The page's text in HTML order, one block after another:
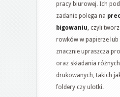
pracy biurowej. Ich
zadanie polega na
bigowaniu, czyli
rowków w papierze
znacznie upraszcza
oraz składania
drukowanych, takich
foldery czy ulotki.